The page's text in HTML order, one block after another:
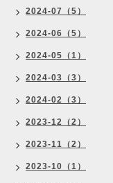
2024-07（5）
2024-06（5）
2024-05（1）
2024-03（3）
2024-02（3）
2023-12（2）
2023-11（2）
2023-10（1）